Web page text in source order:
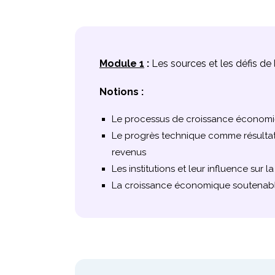
Module 1 : Les sources et les défis
Notions :
Le processus de croissance
Le progrès technique comme
revenus
Les institutions et leur influence sur
La croissance économique